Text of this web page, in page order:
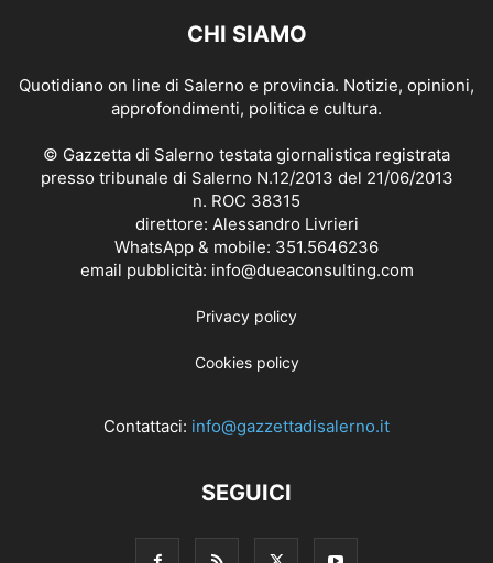
CHI SIAMO
Quotidiano on line di Salerno e provincia. Notizie, opinioni,
approfondimenti, politica e cultura.
© Gazzetta di Salerno testata giornalistica registrata
presso tribunale di Salerno N.12/2013 del 21/06/2013
n. ROC 38315
direttore: Alessandro Livrieri
WhatsApp & mobile: 351.5646236
email pubblicità: info@dueaconsulting.com
Privacy policy
Cookies policy
Contattaci: info@gazzettadisalerno.it
SEGUICI